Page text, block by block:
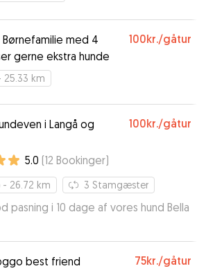
at han har haft det godt takket
Så Max stjerner fra Max og familie😀”
Børnefamilie med 4
gerne ekstra hunde
100kr./gåtur
25.33 km
i Langå og
100kr./gåtur
5.0 (12 Bookinger)
- 26.72 km 3 Stamgæster
pasning i 10 dage af vores hund Bella
best friend 75kr./gåtur